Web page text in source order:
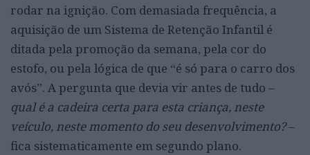
rodar na ignição. Com demasiada frequência, a
aquisição de um Sistema de Retenção Infantil é
ditada pela promoção da semana, pela cor do
estofo, ou pela lógica de que “é só para o carro dos
avós”. A pergunta que devia vir antes de tudo –
qual é a cadeira certa para esta criança, neste
veículo, neste momento do seu desenvolvimento?–
fica sistematicamente em segundo plano.